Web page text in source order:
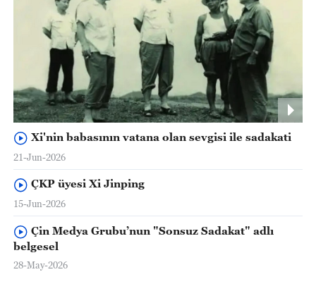
Xi'nin babasının vatana olan sevgisi ile sadakati
21-Jun-2026
ÇKP üyesi Xi Jinping
15-Jun-2026
Çin Medya Grubu’nun "Sonsuz Sadakat" adlı
belgesel
28-May-2026